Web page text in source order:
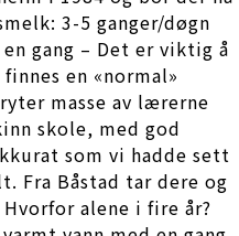
3-5 ganger/døgn
en gang – Det er viktig å
en «normal»
masse av lærerne
skole, med god
som vi hadde sett
Fra Båstad tar dere og
alene i fire år?